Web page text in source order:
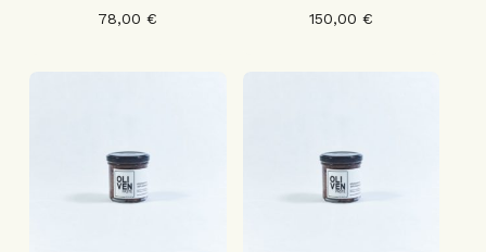
78,00€ 150,00 €